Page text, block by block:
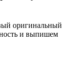
оригинальный
и выпишем